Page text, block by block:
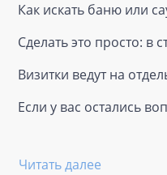
Как искать баню или
Сделать это просто: в
Визитки ведут на
Если у вас остались
Читать далее